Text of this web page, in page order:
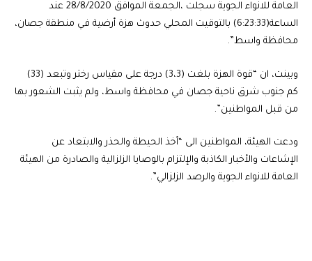
العامة للانواء الجوية سجلت ،الجمعة الموافق 28/8/2020 عند
الساعة(6:23:33) بالتوقيت المحلي حدوث هزة أرضية في منطقة جصان،
محافظة واسط”.
وبينت، ان “قوة الهزة بلغت (3،3) درجة على مقياس رختر وتبعد (33)
كم جنوب شرق ناحية جصان في محافظة واسط، ولم يثبت الشعور بها
من قبل المواطنين”.
ودعت الهيئة، المواطنين الى “أخذ الحيطة والحذر والابتعاد عن
الإشاعات والأخبار الكاذبة والإلتزام بالوصايا الزلزالية والصادرة من الهيئة
العامة للانواء الجوية والرصد الزلزالي”.